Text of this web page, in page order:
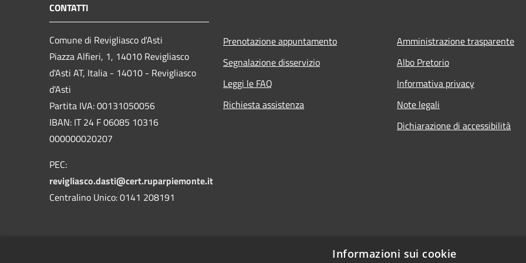
CONTATTI
Comune di Revigliasco d'Asti
Piazza Alfieri, 1, 14010 Revigliasco
d'Asti AT, Italia - 14010 - Revigliasco
d'Asti
Partita IVA: 00131050056
IBAN: IT 24 F 06085 10316
000000020207
PEC:
revigliasco.dasti@cert.ruparpiemonte.it
Centralino Unico: 0141 208191
Prenotazione appuntamento
Segnalazione disservizio
Leggi le FAQ
Richiesta assistenza
Amministrazione trasparente
Albo Pretorio
Informativa privacy
Note legali
Dichiarazione di accessibilità
Informazioni sui cookie